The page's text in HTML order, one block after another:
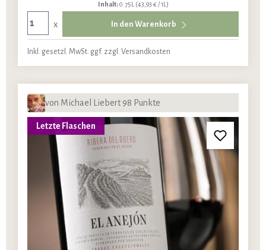
Inhalt:0.75L (43,93 € / 1L)
x In den Warenkorb
Inkl. gesetzl. MwSt. ggf. zzgl. Versandkosten
von Michael Liebert 98 Punkte
Letzte Flaschen